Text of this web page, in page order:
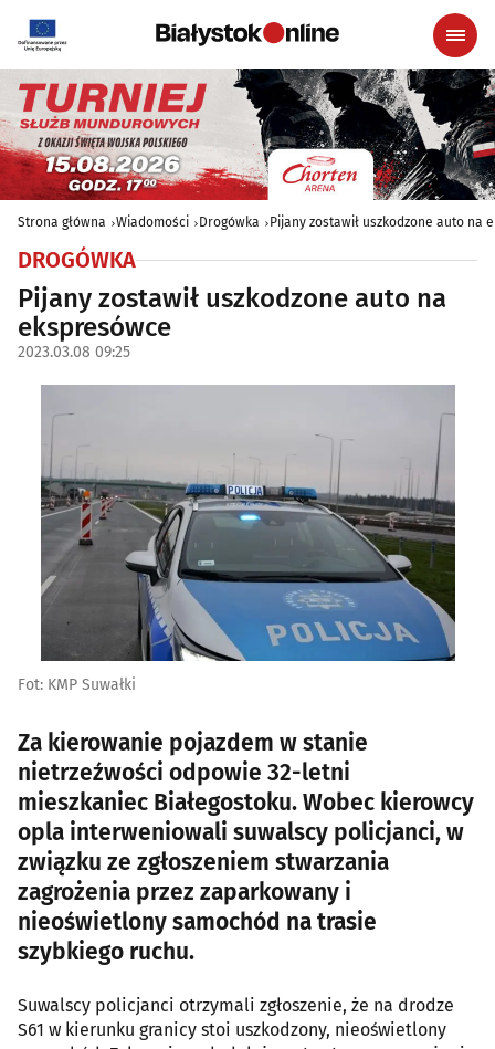
Strona główna Wiadomości Drogówka Pijany zostawił uszkodzone auto na
DROGÓWKA
Pijany zostawił uszkodzone auto na
ekspresówce
2023.03.08 09:25
Fot: KMP Suwałki
Za kierowanie pojazdem w stanie
nietrzeźwości odpowie 32-letni
mieszkaniec Białegostoku. Wobec kierowcy
opla interweniowali suwalscy policjanci, w
związku ze zgłoszeniem stwarzania
zagrożenia przez zaparkowany i
nieoświetlony samochód na trasie
szybkiego ruchu.
Suwalscy policjanci otrzymali zgłoszenie, że na drodze
S61 w kierunku granicy stoi uszkodzony, nieoświetlony